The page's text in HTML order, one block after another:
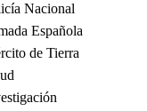
Nacional
Española
de Tierra